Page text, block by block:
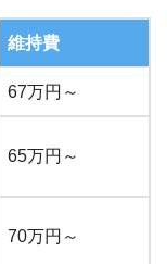
維持費
67万円～
65万円～
70万円～